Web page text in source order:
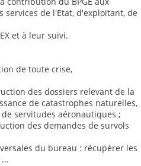
de l'Etat, d'exploitant, de
et à leur suivi.
de toute crise,
des dossiers relevant de la
de catastrophes naturelles,
servitudes aéronautiques ;
des demandes de survols
du bureau : récupérer les